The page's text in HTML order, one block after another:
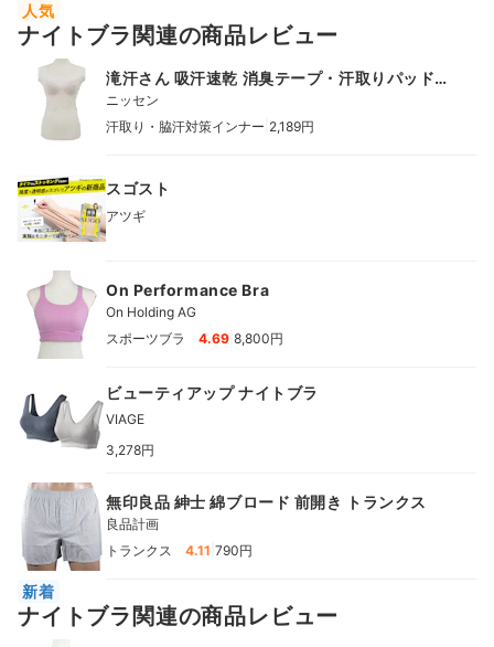
人気
ナイトブラ関連の商品レビュー
滝汗さん 吸汗速乾 消臭テープ・汗取りパッド付
ブラトップタンクトップ
ニッセン
汗取り・脇汗対策インナー 2,189円
スゴスト
アツギ
On Performance Bra
On Holding AG
スポーツブラ
4.69 8,800円
ビューティアップ ナイトブラ
VIAGE
3,278円
無印良品 紳士 綿ブロード 前開き トランクス
良品計画
トランクス
4.11 790円
新着
ナイトブラ関連の商品レビュー